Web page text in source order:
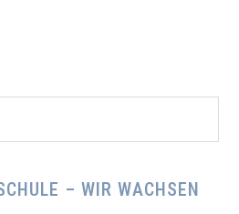
– WIR WACHSEN